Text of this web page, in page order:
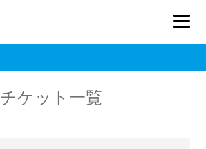
チケット一覧